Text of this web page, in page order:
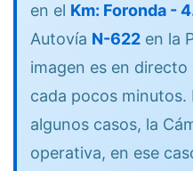
en el Km: Foronda -
Autovía N-622 en la
imagen es en directo
cada pocos minutos.
algunos casos, la
operativa, en ese